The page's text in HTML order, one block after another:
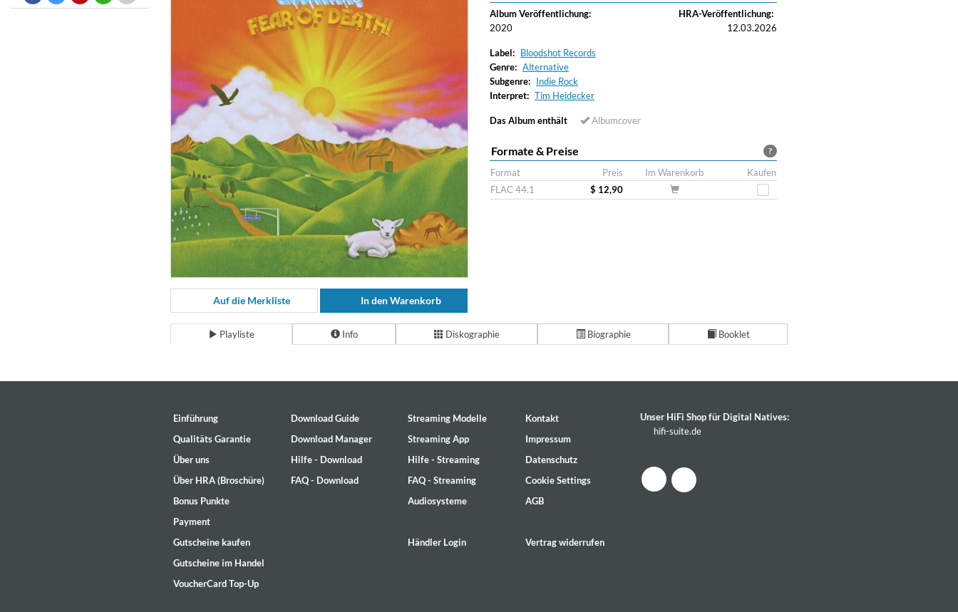
Big Band Bossa Nova (Remastered)
Coherence
Cindy Blackman Santana
Genre:Jazz
Convergence (Reference Edition)
Auf die Merkliste In den Warenkorb
Album Veröffentlichung:
2020
HRA-Veröffentlichung:
12.03.2026
Label: Bloodshot Records
Genre: Alternative
Subgenre: Indie Rock
Interpret: Tim Heidecker
Das Album enthält Albumcover
?
Formate & Preise
Format Preis Im Warenkorb
Kaufen
FLAC 44.1
$ 12,90
Playliste Info Diskographie Biographie Booklet
Einführung
Qualitäts Garantie
Über uns
Über HRA (Broschüre)
Bonus Punkte
Payment
Gutscheine kaufen
Gutscheine im Handel
VoucherCard Top-Up
Download Guide
Download Manager
Hilfe - Download
FAQ - Download
Streaming Modelle
Streaming App
Hilfe - Streaming
FAQ - Streaming
Audiosysteme
Händler Login
Kontakt
Impressum
Datenschutz
Cookie Settings
AGB
Vertrag widerrufen
Unser HiFi Shop für Digital Natives:
hifi-suite.de